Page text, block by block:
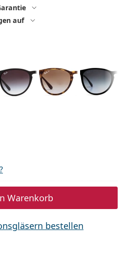
auf
Warenkorb
bestellen